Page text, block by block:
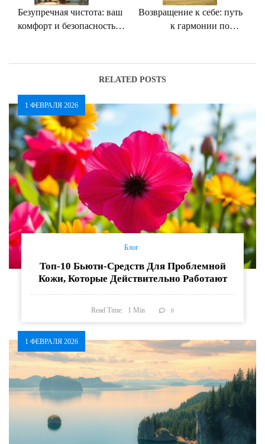
Безупречная чистота: ваш
комфорт и безопасность
Возвращение к себе: путь
к гармонии после
RELATED POSTS
1 ФЕВРАЛЯ 2026
Блог
Топ-10 Бьюти-Средств Для Проблемной
Кожи, Которые Действительно Работают
Read Time: 1Min 0
1 ФЕВРАЛЯ 2026